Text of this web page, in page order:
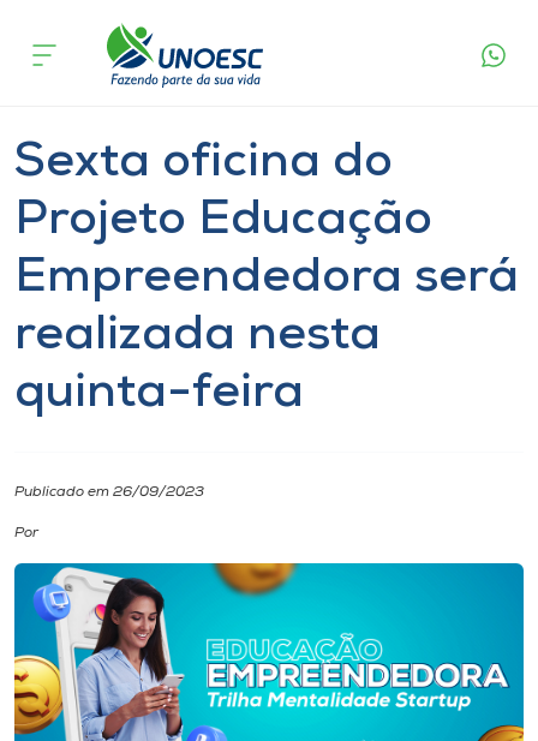
Cursos
Pesquisa
Atendimento ao Estudante
Portal de Ensino
Internacionalização
I.nova
Diplomados
Cultura
acontece
feira
Extensão
Sexta oficina do
Projeto Educação
Empreendedora será
realizada nesta
quinta-feira
Publicado em 26/09/2023
Por